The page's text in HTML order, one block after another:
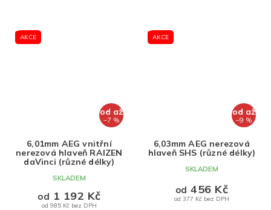
AKCE
od až
–7 %
6,01mm AEG vnitřní
nerezová hlaveň RAIZEN
daVinci (různé délky)
SKLADEM
od 985 Kč bez DPH
od 1 192 Kč
AKCE
od až
–9 %
6,03mm AEG nerezová
hlaveň SHS (různé délky)
SKLADEM
od 377 Kč bez DPH
od 456 Kč